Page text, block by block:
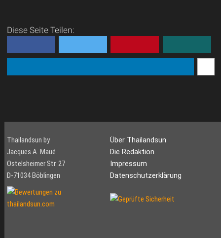
Diese Seite Teilen:
Thailandsun by
Jacques A. Maué
Ostelsheimer Str. 27
D-71034 Böblingen
Über Thailandsun
Die Redaktion
Impressum
Datenschutzerklärung